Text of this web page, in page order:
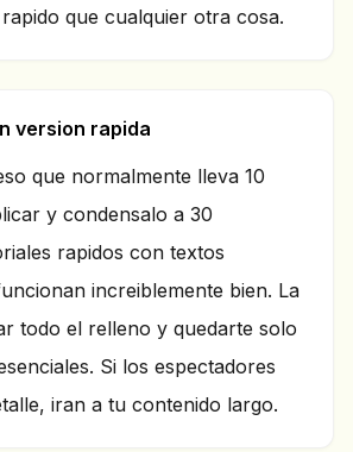
que cualquier otra cosa.
version rapida
que normalmente lleva 10
y condensalo a 30
rapidos con textos
increiblemente bien. La
todo el relleno y quedarte solo
Si los espectadores
iran a tu contenido largo.